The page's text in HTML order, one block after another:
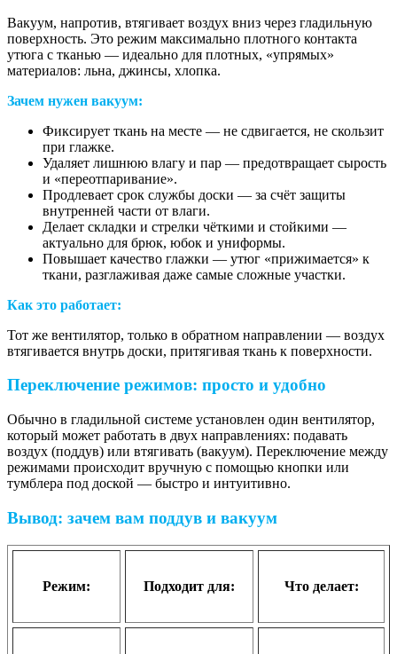
Вакуум, напротив, втягивает воздух вниз через гладильную
поверхность. Это режим максимально плотного контакта
утюга с тканью — идеально для плотных, «упрямых»
материалов: льна, джинсы, хлопка.
Зачем нужен вакуум:
Фиксирует ткань на месте — не сдвигается, не скользит
при глажке.
Удаляет лишнюю влагу и пар — предотвращает сырость
и «переотпаривание».
Продлевает срок службы доски — за счёт защиты
внутренней части от влаги.
Делает складки и стрелки чёткими и стойкими —
актуально для брюк, юбок и униформы.
Повышает качество глажки — утюг «прижимается» к
ткани, разглаживая даже самые сложные участки.
Как это работает:
Тот же вентилятор, только в обратном направлении — воздух
втягивается внутрь доски, притягивая ткань к поверхности.
Переключение режимов: просто и удобно
Обычно в гладильной системе установлен один вентилятор,
который может работать в двух направлениях: подавать
воздух (поддув) или втягивать (вакуум). Переключение между
режимами происходит вручную с помощью кнопки или
тумблера под доской — быстро и интуитивно.
Вывод: зачем вам поддув и вакуум
Режим: Подходит для: Что делает: